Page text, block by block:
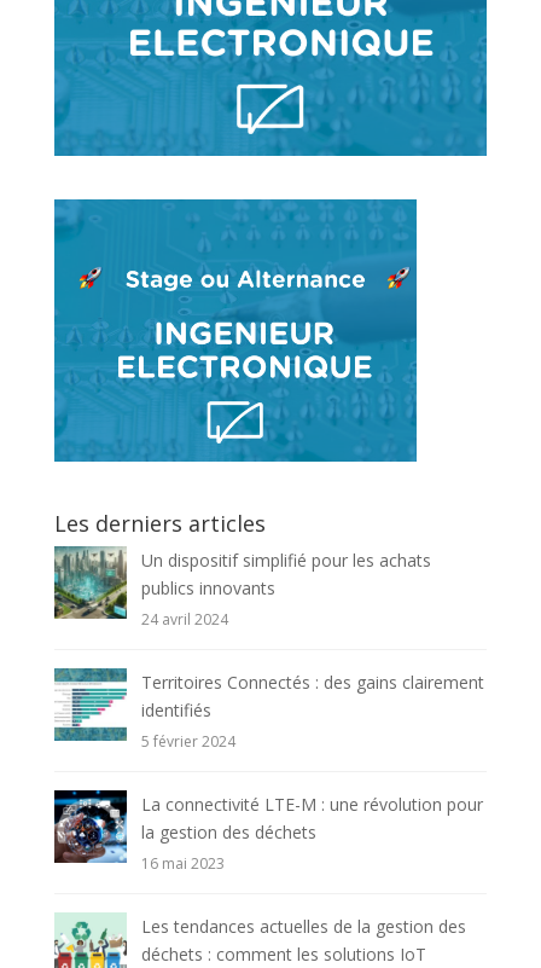
Les derniers articles
Un dispositif simplifié pour les achats
publics innovants
24 avril 2024
Territoires Connectés : des gains clairement
identifiés
5 février 2024
La connectivité LTE-M : une révolution pour
la gestion des déchets
16 mai 2023
Les tendances actuelles de la gestion des
déchets : comment les solutions IoT